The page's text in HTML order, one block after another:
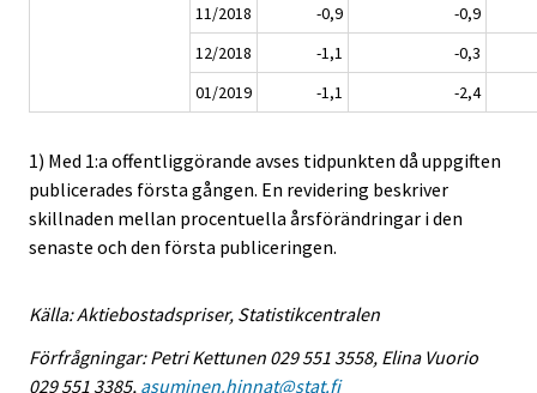
11/2018
-0,9
-0,9
12/2018
-1,1
-0,3
01/2019
-1,1 -2,4
1) Med 1:a offentliggörande avses tidpunkten då uppgiften
publicerades första gången. En revidering beskriver
skillnaden mellan procentuella årsförändringar i den
senaste och den första publiceringen.
Källa: Aktiebostadspriser, Statistikcentralen
Förfrågningar: Petri Kettunen 029 551 3558, Elina Vuorio
029 551 3385, asuminen.hinnat@stat.fi